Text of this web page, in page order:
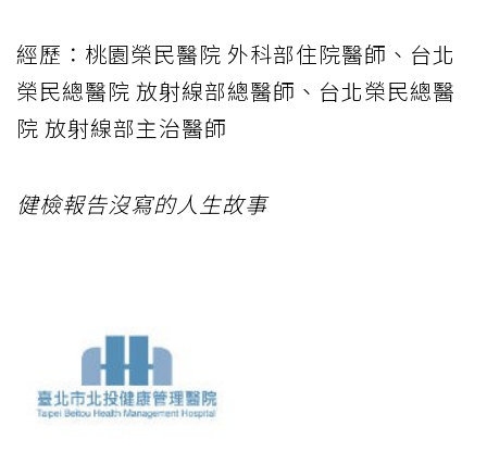
經歷：桃園榮民醫院 外科部住院醫師、台北
榮民總醫院 放射線部總醫師、台北榮民總醫
院 放射線部主治醫師
健檢報告沒寫的人生故事